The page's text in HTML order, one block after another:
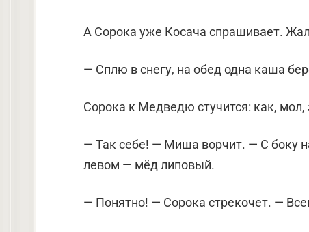
А Сорока уже Косача спрашивает.
— Сплю в снегу, на обед одна каша
Сорока к Медведю стучится: как,
— Так себе! — Миша ворчит. — С боку
левом — мёд липовый.
— Понятно! — Сорока стрекочет. —